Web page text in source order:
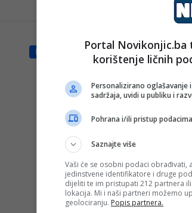
Društvo
Priča o
pobijedila
darovala bubreg
mu život
svakodnevica, čovjek se
nema lakog odgovora, ima
Pročitaj više
Portal Novikonjic.ba
korištenje ličnih
Personalizirano oglašavanje
sadržaja, uvidi u publiku i
Pohrana i/ili pristup
Saznajte više
Vaši će se osobni podaci obrađivati,
jedinstvene identifikatore i druge
dijeliti te im pristupati 212 partnera
lokacija. Mi i naši partneri možemo
geolociranju. Popis partnera.